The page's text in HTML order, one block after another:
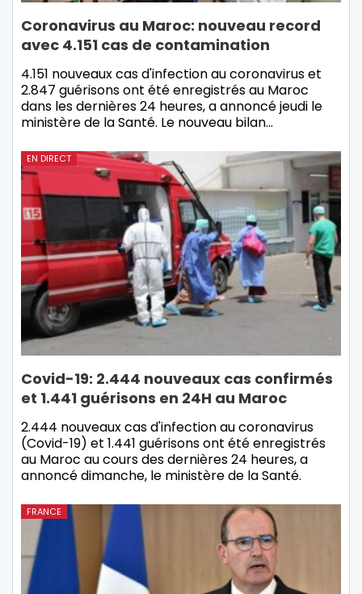
Coronavirus au Maroc: nouveau record
avec 4.151 cas de contamination
4.151 nouveaux cas d'infection au coronavirus et
2.847 guérisons ont été enregistrés au Maroc
dans les dernières 24 heures, a annoncé jeudi le
ministère de la Santé. Le nouveau bilan…
EN DIRECT
Covid-19: 2.444 nouveaux cas confirmés
et 1.441 guérisons en 24H au Maroc
2.444 nouveaux cas d'infection au coronavirus
(Covid-19) et 1.441 guérisons ont été enregistrés
au Maroc au cours des dernières 24 heures, a
annoncé dimanche, le ministère de la Santé.
FRANCE